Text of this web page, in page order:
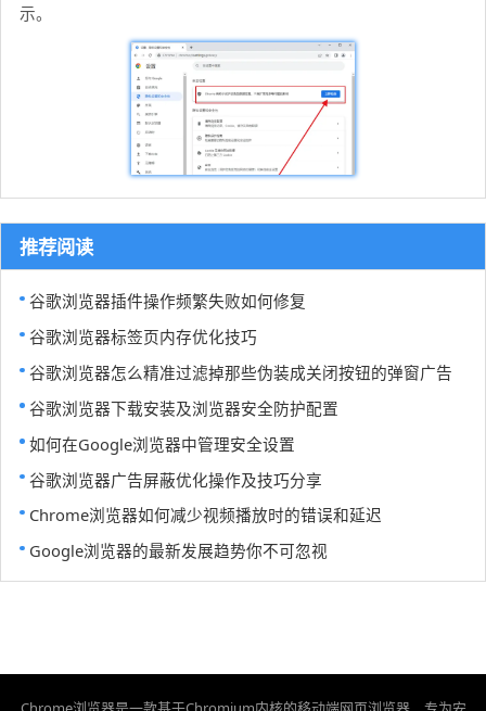
示。
推荐阅读
谷歌浏览器插件操作频繁失败如何修复
谷歌浏览器标签页内存优化技巧
谷歌浏览器怎么精准过滤掉那些伪装成关闭按钮的弹窗广告
谷歌浏览器下载安装及浏览器安全防护配置
如何在Google浏览器中管理安全设置
谷歌浏览器广告屏蔽优化操作及技巧分享
Chrome浏览器如何减少视频播放时的错误和延迟
Google浏览器的最新发展趋势你不可忽视